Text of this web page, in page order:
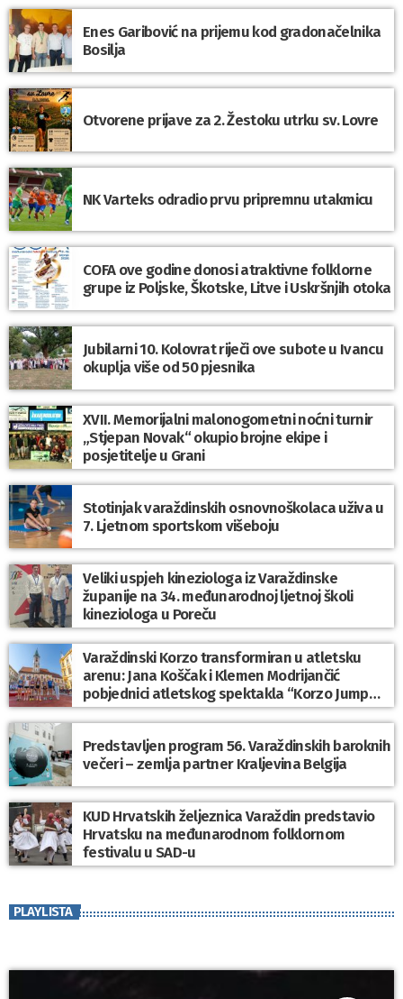
Enes Garibović na prijemu kod gradonačelnika
Bosilja
Otvorene prijave za 2. Žestoku utrku sv. Lovre
NK Varteks odradio prvu pripremnu utakmicu
COFA ove godine donosi atraktivne folklorne
grupe iz Poljske, Škotske, Litve i Uskršnjih otoka
Jubilarni 10. Kolovrat riječi ove subote u Ivancu
okuplja više od 50 pjesnika
XVII. Memorijalni malonogometni noćni turnir
„Stjepan Novak“ okupio brojne ekipe i
posjetitelje u Grani
Stotinjak varaždinskih osnovnoškolaca uživa u
7. Ljetnom sportskom višeboju
Veliki uspjeh kineziologa iz Varaždinske
županije na 34. međunarodnoj ljetnoj školi
kineziologa u Poreču
Varaždinski Korzo transformiran u atletsku
arenu: Jana Koščak i Klemen Modrijančić
pobjednici atletskog spektakla “Korzo Jump
2026”
Predstavljen program 56. Varaždinskih baroknih
večeri – zemlja partner Kraljevina Belgija
KUD Hrvatskih željeznica Varaždin predstavio
Hrvatsku na međunarodnom folklornom
festivalu u SAD-u
PLAYLISTA